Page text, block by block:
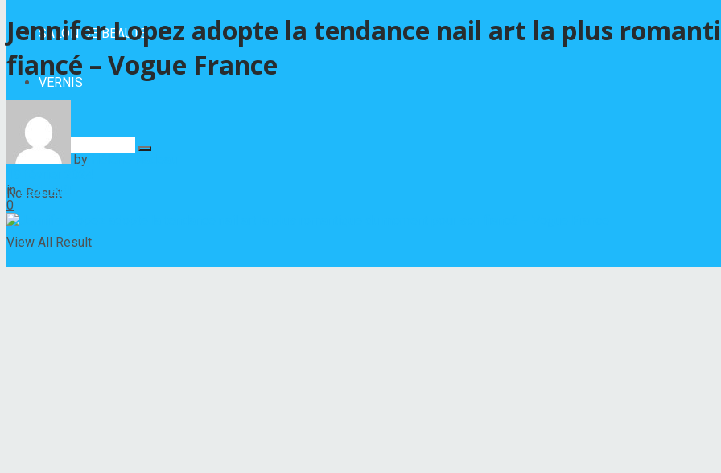
SALON DE BEAUTÉ
VERNIS
No Result
View All Result
Jennifer Lopez adopte la tendance nail art la plus
fiancé – Vogue France
by
in NAIL ART
0